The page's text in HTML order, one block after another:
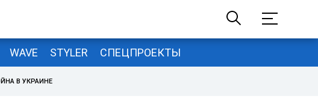
WAVE STYLER СПЕЦПРОЕКТЫ
В УКРАИНЕ